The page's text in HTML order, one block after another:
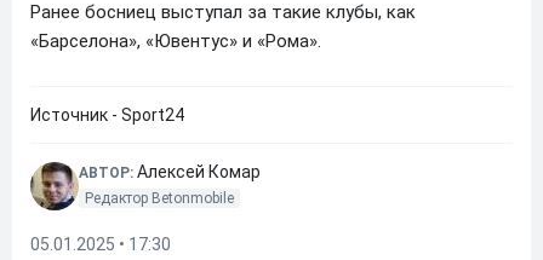
Ранее босниец выступал за такие клубы, как
«Барселона», «Ювентус» и «Рома».
Источник - Sport24
АВТОР: Алексей Комар
Редактор Betonmobile
05.01.2025 • 17:30